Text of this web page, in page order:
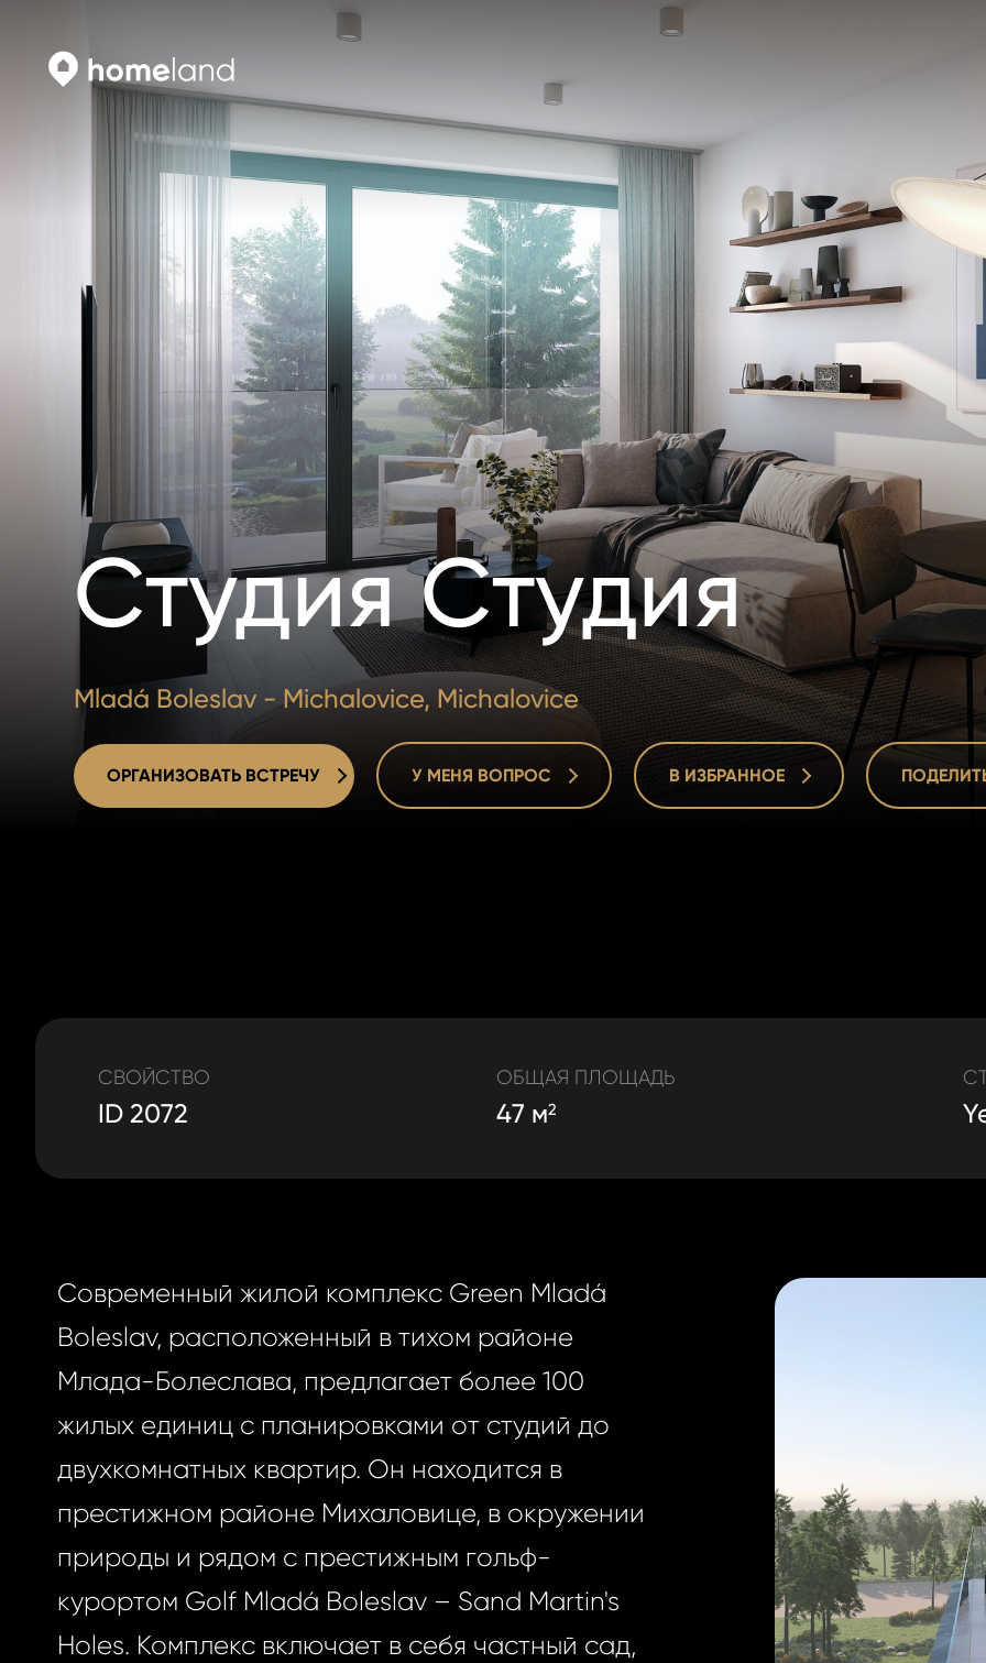
Студия Студия
Mladá Boleslav - Michalovice, Michalovice
ОРГАНИЗОВАТЬ ВСТРЕЧУ У МЕНЯ ВОПРОС В ИЗБРАННОЕ
СВОЙСТВО
ID 2072
ОБЩАЯ ПЛОЩАДЬ
47 м2
Современный жилой комплекс Green Mladá
Boleslav, расположенный в тихом районе
Млада-Болеслава, предлагает более 100
жилых единиц с планировками от студий до
двухкомнатных квартир. Он находится в
престижном районе Михаловице, в окружении
природы и рядом с престижным гольф-
курортом Golf Mladá Boleslav – Sand Martin's
Holes. Комплекс включает в себя частный сад,